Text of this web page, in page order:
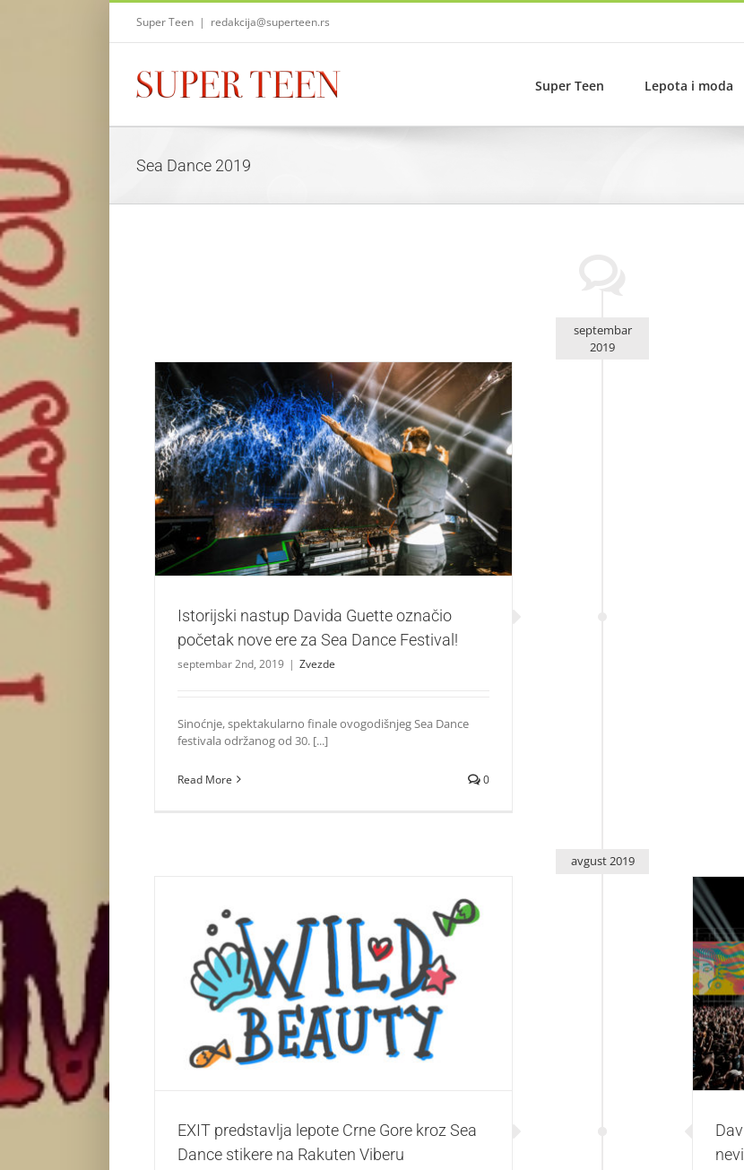
Super Teen | redakcija@superteen.rs
Super Teen Lepota i moda
Sea Dance 2019
septembar
2019
Istorijski nastup Davida Guette označio početak nove ere za
Sea Dance Festival!
Zvezde
Istorijski nastup Davida Guette označio
početak nove ere za Sea Dance Festival!
septembar 2nd, 2019 | Zvezde
Sinoćnje, spektakularno finale ovogodišnjeg Sea Dance
festivala održanog od 30. [...]
Read More 0
avgust 2019
EXIT predstavlja lepote Crne Gore kroz Sea Dance stikere na
Rakuten Viberu
Život i zabava
EXIT predstavlja lepote Crne Gore kroz Sea
Dance stikere na Rakuten Viberu